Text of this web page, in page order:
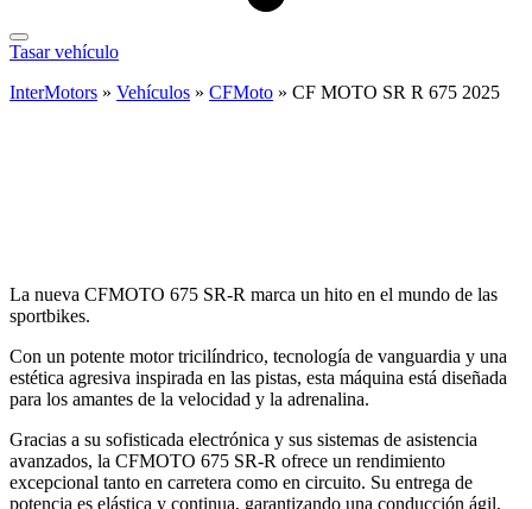
Tasar vehículo
InterMotors » Vehículos » CFMoto » CF MOTO SR R 675 2025
La nueva CFMOTO 675 SR-R marca un hito en el mundo de las
sportbikes.
Con un potente motor tricilíndrico, tecnología de vanguardia y una
estética agresiva inspirada en las pistas, esta máquina está diseñada
para los amantes de la velocidad y la adrenalina.
Gracias a su sofisticada electrónica y sus sistemas de asistencia
avanzados, la CFMOTO 675 SR-R ofrece un rendimiento
excepcional tanto en carretera como en circuito. Su entrega de
potencia es elástica y continua, garantizando una conducción ágil,